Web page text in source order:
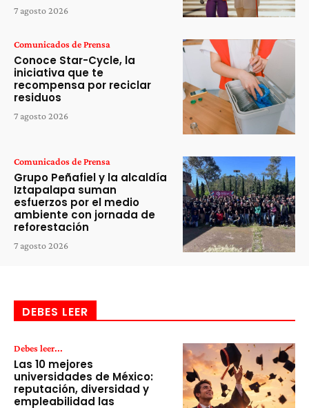
7 agosto 2026
Comunicados de Prensa
Conoce Star-Cycle, la
iniciativa que te
recompensa por reciclar
residuos
7 agosto 2026
Comunicados de Prensa
Grupo Peñafiel y la alcaldía
Iztapalapa suman
esfuerzos por el medio
ambiente con jornada de
reforestación
7 agosto 2026
DEBES LEER
Debes leer...
Las 10 mejores
universidades de México:
reputación, diversidad y
empleabilidad las